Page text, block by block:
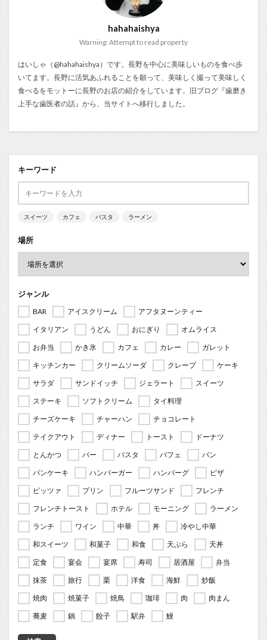
hahahaishya
Warning: Attempt to read property
はいしゃ（@hahahaishya）です。長野を中心に美味しいものを食べ歩
いてます。長野に活気あふれることを願って、美味しく撮って美味しく
食べるをモットーに長野のお店の紹介をしています。旧ブログ『歯磨き
上手な歯医者の話』から、当サイトへ移行しました。
キーワード
スイーツ カフェ パスタ ラーメン
場所
ジャンル
BAR アイスクリーム
アフタヌーンティー
イタリアン
うどん おにぎり
オムライス
お弁当
かき氷 カフェ カレー
ガレット
キッチンカー
クリームソーダ クレープ
ケーキ
サラダ
サンドイッチ ジェラート
スイーツ
ステーキ
ソフトクリーム
タイ料理
チーズケーキ
チャーハン
チョコレート
テイクアウト
ディナー トースト
ドーナツ
とんかつ
バー パスタ パフェ
パン
パンケーキ
ハンバーガー ハンバーグ
ピザ
ピッツァ
プリン フルーツサンド
フレンチ
フレンチトースト
ホテル モーニング
ラーメン
ランチ
ワイン 中華 丼
冷やし中華
和スイーツ
和菓子 和食 天ぷら
天丼
定食
宴会 宴席 寿司 居酒屋
弁当
抹茶
旅行 栗 洋食 海鮮
炒飯
焼肉
焼菓子 焼鳥 珈琲 肉
肉まん
蕎麦
鍋 餃子 駅弁 鰻